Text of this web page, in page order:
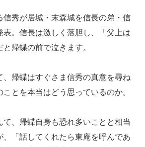
信秀が居城・末森城を信長の弟・信
表。信長は激しく落胆し、「父上は
帰蝶の前で泣きます。
、帰蝶はすぐさま信秀の真意を尋ね
とを本当はどう思っているのか。
て、帰蝶自身も恐れ多いことと相当
、「話してくれたら東庵を呼んであ